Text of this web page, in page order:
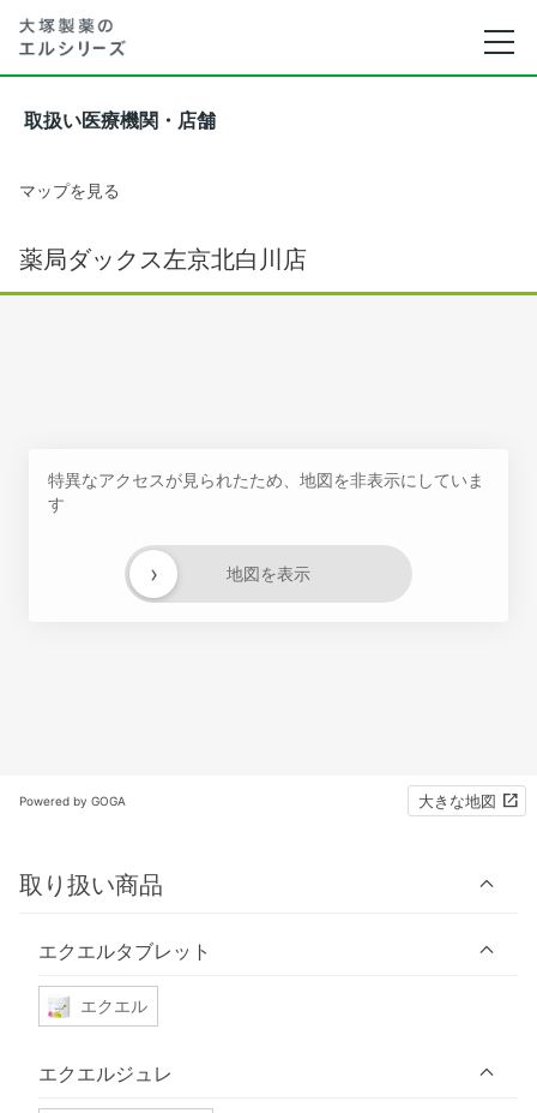
取扱い医療機関・店舗
マップを見る
薬局ダックス左京北白川店
特異なアクセスが見られたため、地図を非表示にしていま
す
地図を表示
›
Powered by GOGA 大きな地図
取り扱い商品
エクエルタブレット
エクエル
エクエルジュレ